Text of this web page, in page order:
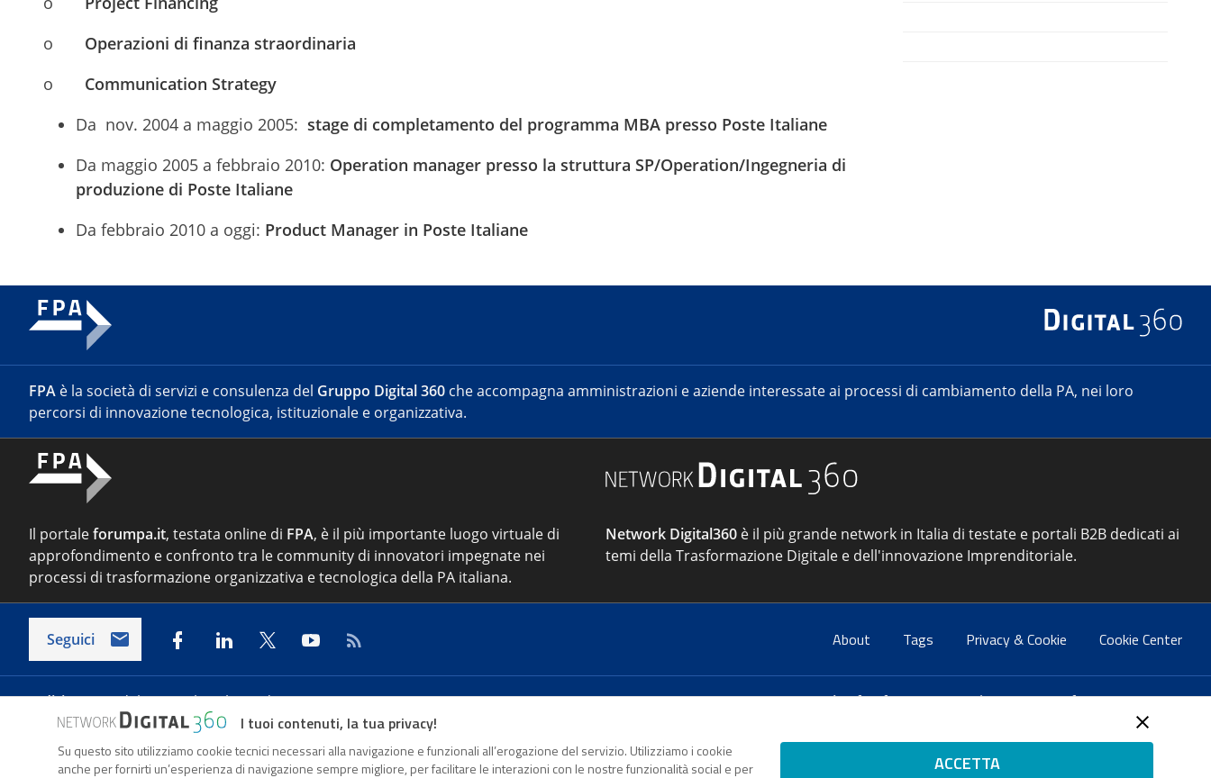
o Operazioni di finanza straordinaria
o Communication Strategy
Da nov. 2004 a maggio 2005: stage di completamento del programma MBA presso Poste Italiane
Da maggio 2005 a febbraio 2010: Operation manager presso la struttura SP/Operation/Ingegneria di
produzione di Poste Italiane
Da febbraio 2010 a oggi: Product Manager in Poste Italiane
FPA è la società di servizi e consulenza del Gruppo Digital 360 che accompagna amministrazioni e aziende interessate ai processi di cambiamento della PA, nei loro
percorsi di innovazione tecnologica, istituzionale e organizzativa.
Il portaleforumpa.it, testata online di FPA, è il più importante luogo virtuale di
approfondimento e confronto tra le community di innovatori impegnate nei
processi di trasformazione organizzativa e tecnologica della PA italiana.
Network Digital360 è il più grande network in Italia di testate e portali B2B dedicati ai
temi della Trasformazione Digitale e dell'innovazione Imprenditoriale.
Seguici About Tags Privacy & Cookie Cookie Center
Indirizzo:Via del Porto Fluviale 67/d – 00154 Roma Contatti:info@forumpa.it- tel. 06 684251 - fax. 06 68425433
Forumpa.it è una pubblicazione telematica iscritta presso Registro della stampa del Tribunale di Roma - Reg. n. 182 del 2 maggio 2008 - Direttore resp. Michela Stentella
I tuoi contenuti, la tua privacy!
Su questo sito utilizziamo cookie tecnici necessari alla navigazione e funzionali all’erogazione del servizio. Utilizziamo i cookie
anche per fornirti un’esperienza di navigazione sempre migliore, per facilitare le interazioni con le nostre funzionalità social e per
ACCETTA